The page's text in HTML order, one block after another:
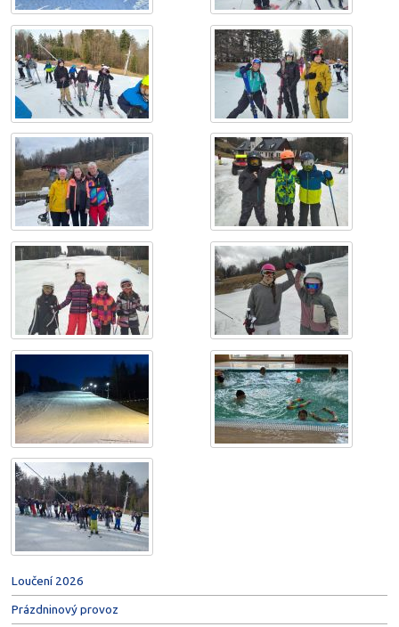
Loučení 2026
Prázdninový provoz